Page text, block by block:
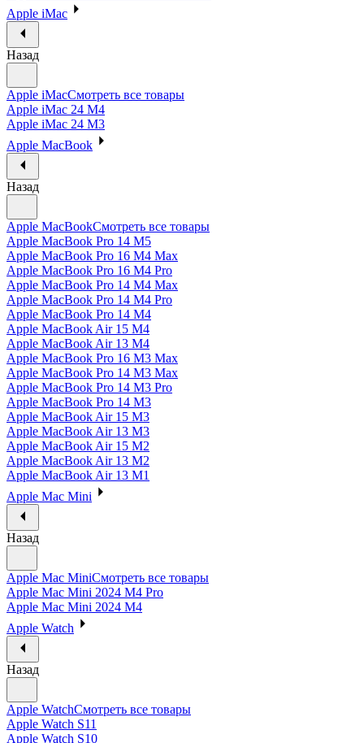
Apple iMac
Назад
Apple iMacСмотреть все товары
Apple iMac 24 M4
Apple iMac 24 M3
Apple MacBook
Назад
Apple MacBookСмотреть все товары
Apple MacBook Pro 14 M5
Apple MacBook Pro 16 M4 Max
Apple MacBook Pro 16 M4 Pro
Apple MacBook Pro 14 M4 Max
Apple MacBook Pro 14 M4 Pro
Apple MacBook Pro 14 M4
Apple MacBook Air 15 M4
Apple MacBook Air 13 M4
Apple MacBook Pro 16 M3 Max
Apple MacBook Pro 14 M3 Max
Apple MacBook Pro 14 M3 Pro
Apple MacBook Pro 14 M3
Apple MacBook Air 15 M3
Apple MacBook Air 13 M3
Apple MacBook Air 15 M2
Apple MacBook Air 13 M2
Apple MacBook Air 13 M1
Apple Mac Mini
Назад
Apple Mac MiniСмотреть все товары
Apple Mac Mini 2024 M4 Pro
Apple Mac Mini 2024 M4
Apple Watch
Назад
Apple WatchСмотреть все товары
Apple Watch S11
Apple Watch S10